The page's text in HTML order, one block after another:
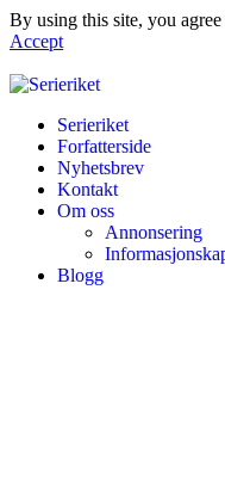
By using this site, you agree
Accept
Serieriket
Forfatterside
Nyhetsbrev
Kontakt
Om oss
Annonsering
Blogg